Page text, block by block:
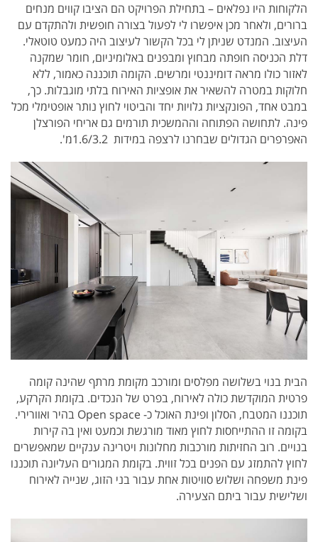
הלקוחות היו נפלאים – בתחילת הפרויקט הם הציבו קווים מנחים
ברורים, ולאחר מכן איפשרו לי לפעול בצורה חופשית ולהתקדם עם
העיצוב. המנדט שניתן לי בכל הקשור לעיצוב היה כמעט טוטאלי.
דלת הכניסה חופתה מבחוץ ומבפנים באלומיניום, חומר שמקנה
לאזור כולו מראה דומיננטי ומרשים. הקומה תוכננה כאמור, ללא
חלוקות במטרה להשאיר את אופציות האירוח בלתי מוגבלות. כך,
במבט אחד, הפונקציות גלויות יחד והביטוי לחוץ נותר אופטימלי מכל
פינה. לתחושה הפתוחה וההמשכית תורמים גם אריחי הפורצלן
האפרפרים הגדולים שבחרנו לרצפה במידות 1.6/3.2מ'.
הבית בנוי בשלושה מפלסים ומורכב מקומת מרתף שהינה קומה
פרטית המוקדשת כולה לאירוח, בפרט של הנכדים. בקומת הקרקע,
תוכננו המטבח, הסלון ופינת האוכל כ- Open space בהיר ואוורירי.
בקומה זו ההתייחסות לחוץ מאוד מורגשת וכמעט ואין בה קירות
בנויים. רוב החזיתות מורכבות מחלונות ויטרינה ענקיים שמאפשרים
לחוץ להתמזג עם הפנים בכל זווית. בקומת המגורים העליונה תוכננו
פינת משפחה ושלוש סוויטות אחת עבור בני הזוג, שנייה לאירוח
ושלישית עבור ביתם הצעירה.